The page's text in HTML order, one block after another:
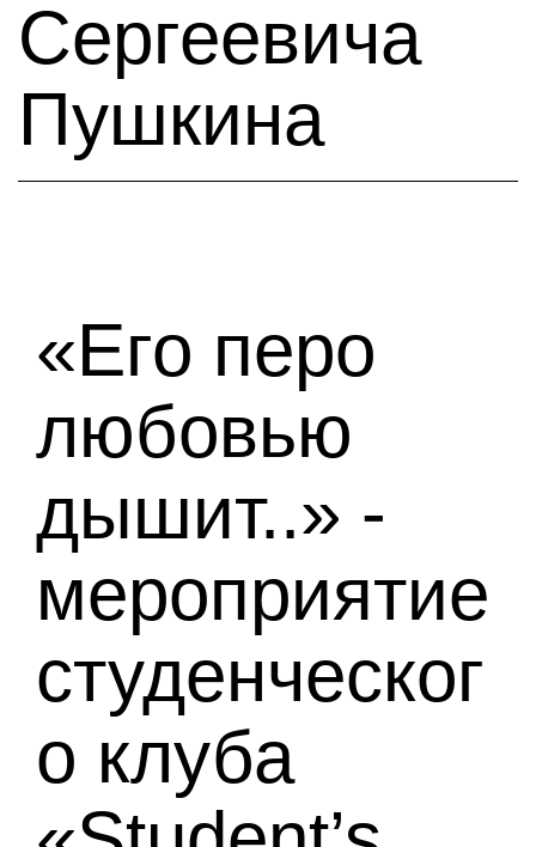
Сергеевича
Пушкина
«Его перо
любовью
дышит..» -
мероприятие
студенческог
о клуба